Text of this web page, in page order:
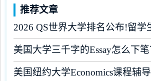
推荐文章
美国纽约大学Economics课程辅导